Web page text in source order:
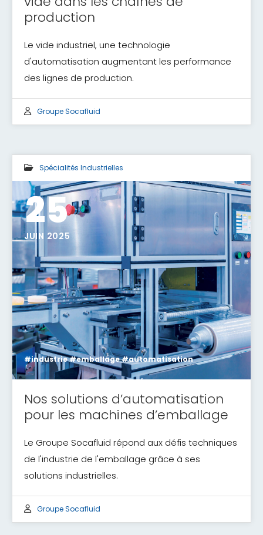
production
Le vide industriel, une technologie
d'automatisation augmentant les performance
des lignes de production.
Groupe Socafluid
Spécialités Industrielles
#industrie #emballage #automatisation
25
JUIN 2025
Nos solutions d’automatisation
pour les machines d’emballage
Le Groupe Socafluid répond aux défis techniques
de l'industrie de l'emballage grâce à ses
solutions industrielles.
Groupe Socafluid